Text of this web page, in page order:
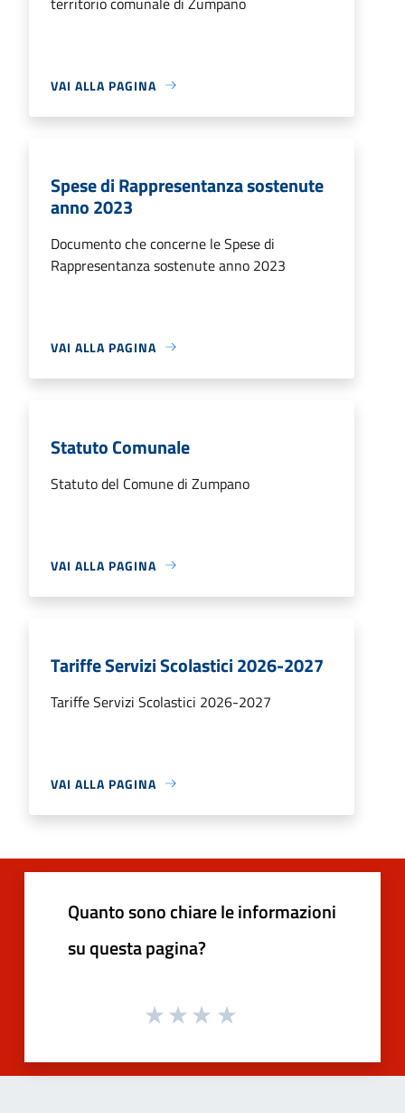
VAI ALLA PAGINA
Spese di Rappresentanza sostenute
anno 2023
Documento che concerne le Spese di
Rappresentanza sostenute anno 2023
VAI ALLA PAGINA
Statuto Comunale
Statuto del Comune di Zumpano
VAI ALLA PAGINA
Tariffe Servizi Scolastici 2026-2027
Tariffe Servizi Scolastici 2026-2027
VAI ALLA PAGINA
Quanto sono chiare le informazioni
su questa pagina?